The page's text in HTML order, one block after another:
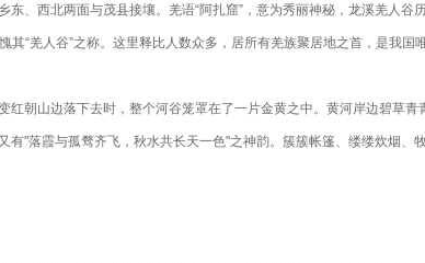
、西北两面与茂县接壤。羌语“阿扎窟”，意为秀丽神秘，龙溪羌人谷
“羌人谷”之称。这里释比人数众多，居所有羌族聚居地之首，是我国
朝山边落下去时，整个河谷笼罩在了一片金黄之中。黄河岸边碧草
"落霞与孤骛齐飞，秋水共长天一色"之神韵。簇簇帐篷、缕缕炊烟、